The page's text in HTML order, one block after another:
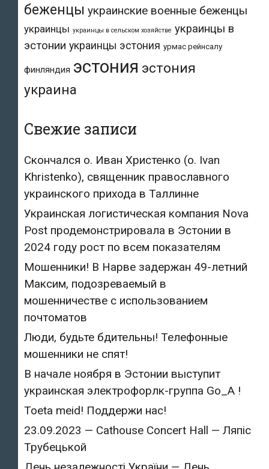
беженцы украинские военные беженцы
украинцы украинцы в сельском хозяйстве украинцы в
эстонии украинцы эстония урмас рейнсалу
финляндия эстония эстония
украина
Свежие записи
Скончался о. Иван Христенко (о. Ivan
Khristenko), священник православного
украинского прихода в Таллинне
Украинская логистическая компания Nova
Post продемонстрировала в Эстонии в
2024 году рост по всем показателям
Мошенники! В Нарве задержан 49-летний
Максим, подозреваемый в
мошенничестве с использованием
почтоматов
Люди, будьте бдительны! Телефонные
мошенники не спят!
В начале ноября в Эстонии выступит
украинская электрофорлк-группа Go_A !
Toeta meid! Поддержи нас!
23.09.2023 — Cathouse Concert Hall — Ляпіс
Трубецькой